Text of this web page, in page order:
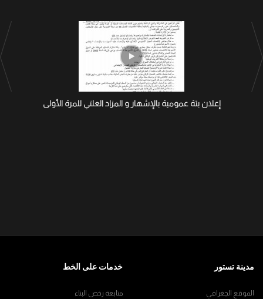
إعلان بتة عمومية بالإشهار و المزاد العلني للمرة الأولى
مدينة تستور
الموقع الجغرافي
خدمات على الخط
متابعة رخص البناء